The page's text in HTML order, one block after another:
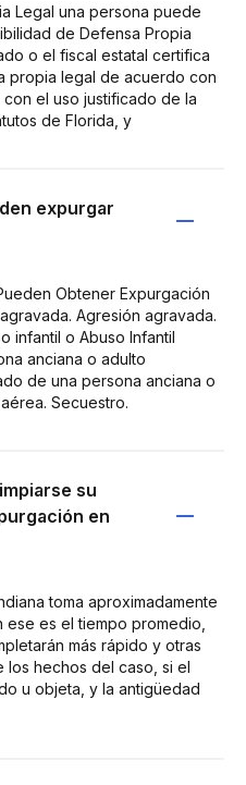
Legal una persona puede
de Defensa Propia
o el fiscal estatal certifica
propia legal de acuerdo con
el uso justificado de la
de Florida, y
expurgar
Obtener Expurgación
Agresión agravada.
infantil o Abuso Infantil
anciana o adulto
de una persona anciana o
Secuestro.
su
en
toma aproximadamente
ese es el tiempo promedio,
más rápido y otras
los hechos del caso, si el
u objeta, y la antigüedad